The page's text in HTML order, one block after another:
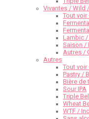
Vivantes / Wild
Tout voir
Lambic /
Saison /
Autres /
Autres
Tout
Pastry /
Bière de
Sour IPA
Triple
Wheat
WTF /